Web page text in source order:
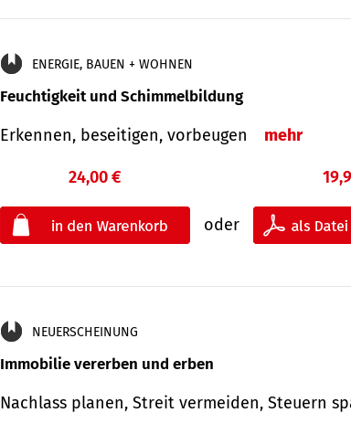
ENERGIE, BAUEN + WOHNEN
Feuchtigkeit und Schimmelbildung
Erkennen, beseitigen, vorbeugen mehr
24,00 €
oder
NEUERSCHEINUNG
Immobilie vererben und erben
Nachlass planen, Streit vermeiden, Steuern